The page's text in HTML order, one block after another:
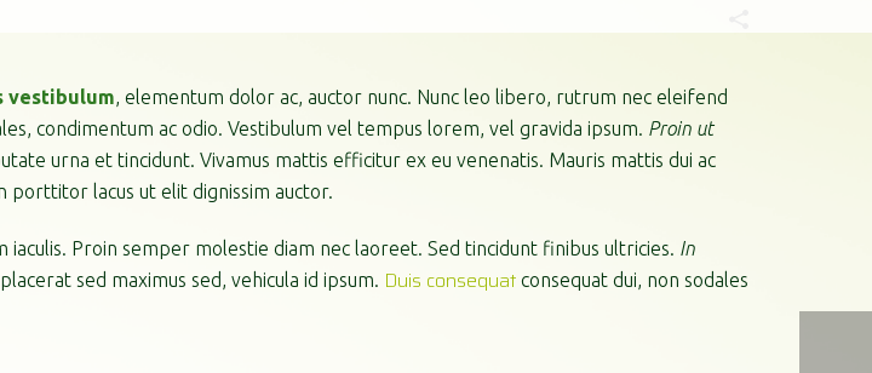
vestibulum, elementum dolor ac, auctor nunc. Nunc leo libero, rutrum nec eleifend
condimentum ac odio. Vestibulum vel tempus lorem, vel gravida ipsum. Proin ut
urna et tincidunt. Vivamus mattis efficitur ex eu venenatis. Mauris mattis dui ac
porttitor lacus ut elit dignissim auctor.
iaculis. Proin semper molestie diam nec laoreet. Sed tincidunt finibus ultricies. In
sed maximus sed, vehicula id ipsum. Duis consequat consequat dui, non sodales